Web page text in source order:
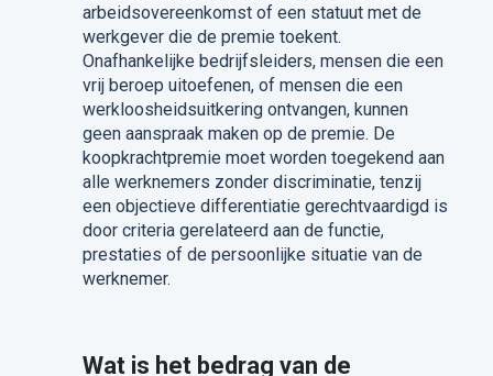
arbeidsovereenkomst of een statuut met de
werkgever die de premie toekent.
Onafhankelijke bedrijfsleiders, mensen die een
vrij beroep uitoefenen, of mensen die een
werkloosheidsuitkering ontvangen, kunnen
geen aanspraak maken op de premie. De
koopkrachtpremie moet worden toegekend aan
alle werknemers zonder discriminatie, tenzij
een objectieve differentiatie gerechtvaardigd is
door criteria gerelateerd aan de functie,
prestaties of de persoonlijke situatie van de
werknemer.
Wat is het bedrag van de